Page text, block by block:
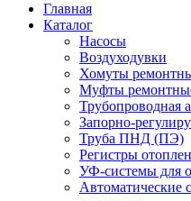
Главная
Каталог
Насосы
Воздуходувки
Хомуты
Муфты
Трубопроводная
Запорно-
Труба ПНД (ПЭ)
Регистры
УФ-системы для
Автоматические